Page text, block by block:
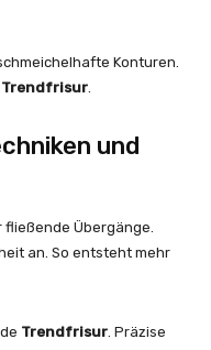
Konturen.
Trendfrisur
und
Übergänge.
an. So entsteht mehr
Trendfrisur . Präzise